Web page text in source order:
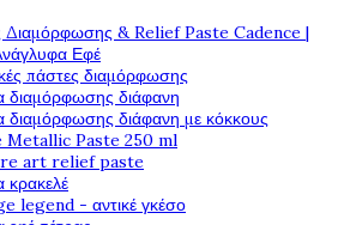
Διαμόρφωσης & Relief Paste Cadence |
Εφέ
πάστες διαμόρφωσης
διαμόρφωσης διάφανη
διαμόρφωσης διάφανη με κόκκους
Metallic Paste 250 ml
art relief paste
κρακελέ
legend - αντικέ γκέσο